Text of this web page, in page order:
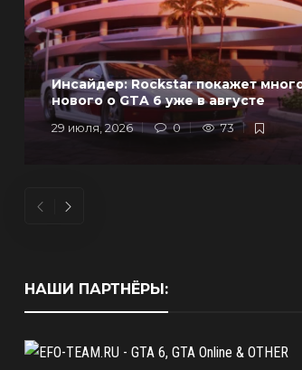
Инсайдер: Rockstar покажет
нового о GTA 6 уже в августе
29 июля, 2026 0 73
НАШИ ПАРТНЁРЫ: